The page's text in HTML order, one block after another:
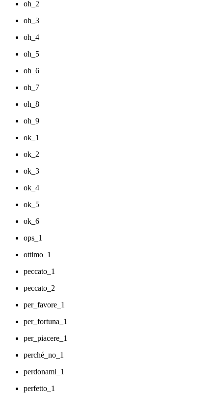
oh_2
oh_3
oh_4
oh_5
oh_6
oh_7
oh_8
oh_9
ok_1
ok_2
ok_3
ok_4
ok_5
ok_6
ops_1
ottimo_1
peccato_1
peccato_2
per_favore_1
per_fortuna_1
per_piacere_1
perché_no_1
perdonami_1
perfetto_1